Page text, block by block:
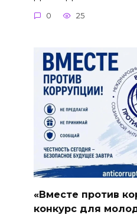
0 25
«Вместе против
конкурс для